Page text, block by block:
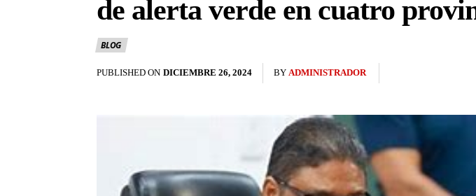
de alerta verde en cuatro
BLOG
PUBLISHED ON DICIEMBRE 26, 2024 BY ADMINISTRADOR